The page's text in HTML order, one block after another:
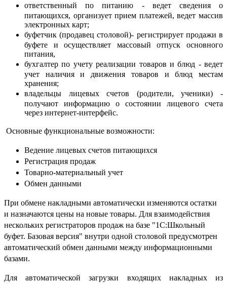
ответственный по питанию - ведет сведения о
питающихся, организует прием платежей, ведет массив
электронных карт;
буфетчик (продавец столовой)- регистрирует продажи в
буфете и осуществляет массовый отпуск основного
питания,
бухгалтер по учету реализации товаров и блюд - ведет
учет наличия и движения товаров и блюд местам
хранения;
владельцы лицевых счетов (родители, ученики) -
получают информацию о состоянии лицевого счета
через интернет-интерфейс.
Основные функциональные возможности:
Ведение лицевых счетов питающихся
Регистрация продаж
Товарно-материальный учет
Обмен данными
При обмене накладными автоматически изменяются остатки
и назначаются цены на новые товары. Для взаимодействия
нескольких регистраторов продаж на базе "1С:Школьный
буфет. Базовая версия" внутри одной столовой предусмотрен
автоматический обмен данными между информационными
базами.
Для автоматической загрузки входящих накладных из